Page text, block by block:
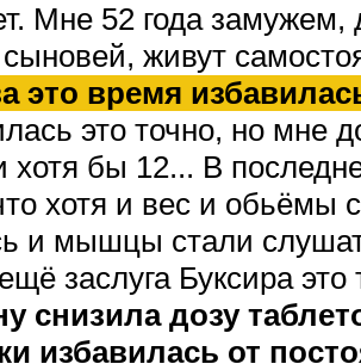
Мне 52 года замужем,
живут
это время
это точно, но мне
хотя бы 12... В
хотя и вес и обьёмы
и мышцы стали
заслуга Буксира это
снизила дозу
избавилась от